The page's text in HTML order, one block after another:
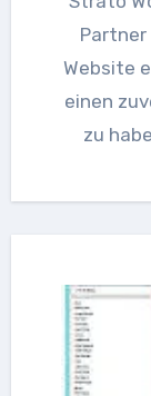
Partner
Website
einen
zu